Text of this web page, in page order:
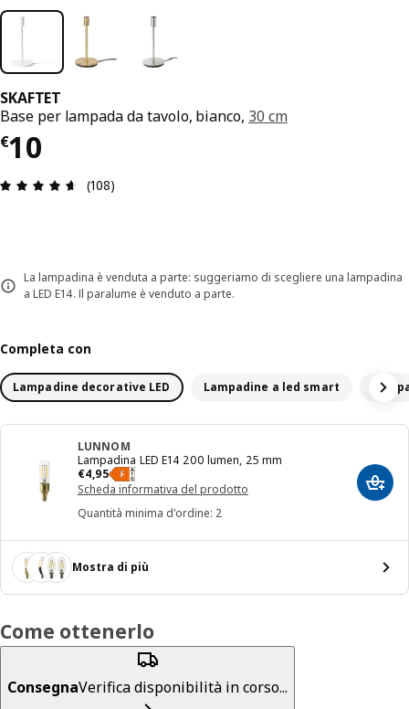
SKAFTET
Base per lampada da tavolo, bianco, 30 cm
€10
Prezzo € 10
Recensione: 4.6 di 5 stelle. Recensioni totali: 108
(108)
La lampadina è venduta a parte: suggeriamo di scegliere una lampadina
a LED E14. Il paralume è venduto a parte.
Completa con
Lampadine decorative LED Lampadine a led smart
LUNNOM
Lampadina LED E14 200 lumen, 25 mm
€4,95
Prezzo € 4,95
Scheda informativa del prodotto
Quantità minima d'ordine: 2
Mostra di più
Come ottenerlo
ConsegnaVerifica disponibilità in corso...